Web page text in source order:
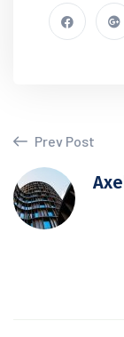
Prev Post